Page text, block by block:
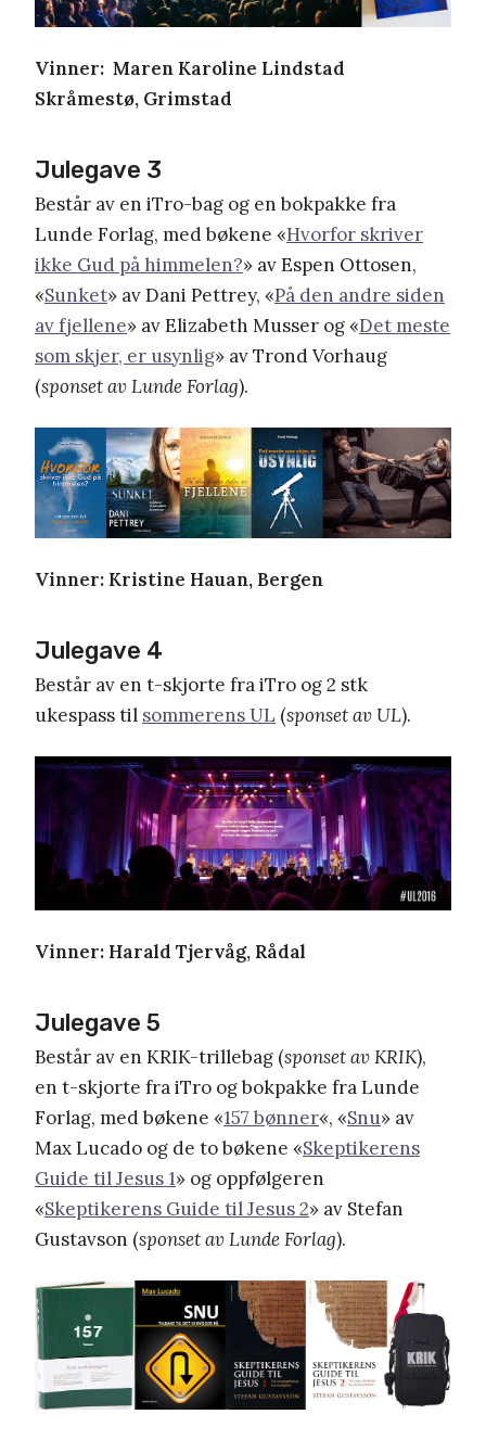
Vinner: Maren Karoline Lindstad
Skråmestø, Grimstad
Julegave 3
Består av en iTro-bag og en bokpakke fra
Lunde Forlag, med bøkene «Hvorfor skriver
ikke Gud på himmelen?» av Espen Ottosen,
«Sunket» av Dani Pettrey, «På den andre siden
av fjellene» av Elizabeth Musser og «Det meste
som skjer, er usynlig» av Trond Vorhaug
(sponset av Lunde Forlag).
Vinner: Kristine Hauan, Bergen
Julegave 4
Består av en t-skjorte fra iTro og 2 stk
ukespass til sommerens UL (sponset av UL).
Vinner: Harald Tjervåg, Rådal
Julegave 5
Består av en KRIK-trillebag (sponset av KRIK),
en t-skjorte fra iTro og bokpakke fra Lunde
Forlag, med bøkene «157 bønner«, «Snu» av
Max Lucado og de to bøkene «Skeptikerens
Guide til Jesus 1» og oppfølgeren
«Skeptikerens Guide til Jesus 2» av Stefan
Gustavson (sponset av Lunde Forlag).